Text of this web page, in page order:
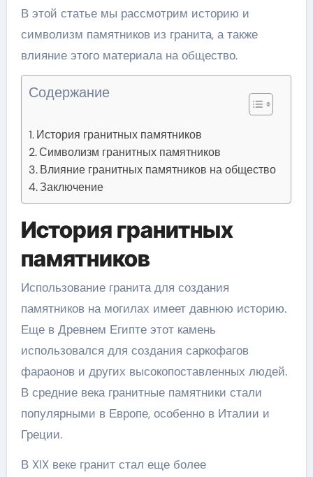
В этой статье мы рассмотрим историю и
символизм памятников из гранита, а также
влияние этого материала на общество.
Содержание
История гранитных памятников
Символизм гранитных памятников
Влияние гранитных памятников на общество
Заключение
История гранитных
памятников
Использование гранита для создания
памятников на могилах имеет давнюю историю.
Еще в Древнем Египте этот камень
использовался для создания саркофагов
фараонов и других высокопоставленных людей.
В средние века гранитные памятники стали
популярными в Европе, особенно в Италии и
Греции.
В XIX веке гранит стал еще более